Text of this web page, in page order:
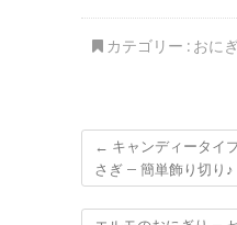
カテゴリー : おに
← キャンディータイ
さぎ – 簡単飾り切り♪